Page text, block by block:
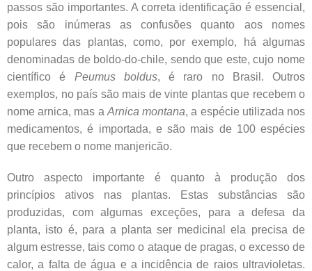
passos são importantes. A correta identificação é essencial,
pois são inúmeras as confusões quanto aos nomes
populares das plantas, como, por exemplo, há algumas
denominadas de boldo-do-chile, sendo que este, cujo nome
científico é Peumus boldus, é raro no Brasil. Outros
exemplos, no país são mais de vinte plantas que recebem o
nome arnica, mas a Arnica montana, a espécie utilizada nos
medicamentos, é importada, e são mais de 100 espécies
que recebem o nome manjericão.
Outro aspecto importante é quanto à produção dos
princípios ativos nas plantas. Estas substâncias são
produzidas, com algumas exceções, para a defesa da
planta, isto é, para a planta ser medicinal ela precisa de
algum estresse, tais como o ataque de pragas, o excesso de
calor, a falta de água e a incidência de raios ultravioletas.